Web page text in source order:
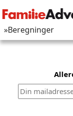
»Beregninger